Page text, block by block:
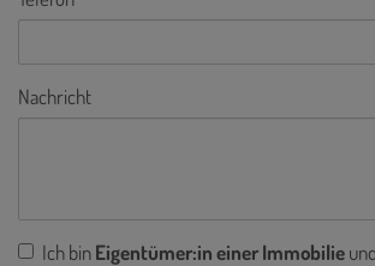
Nachricht
Ich binEigentümer:in einer Immobilie